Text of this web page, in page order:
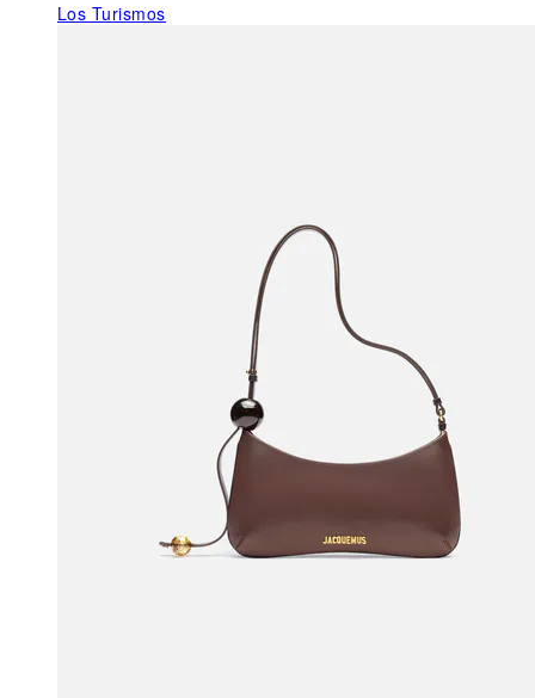
Los Turismos